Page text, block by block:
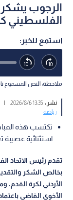
الرجوب يشكر
الفلسطيني
استمع للخبر:
ملاحظة: النص المسموع
نشر :13:35 2026/8/6
|
رياضة
تكتسب هذه
استثنائية عصيبة
تقدم رئيس الاتحاد
بخالص الشكر
الأردني لكرة القدم،
الأخوي القاضي